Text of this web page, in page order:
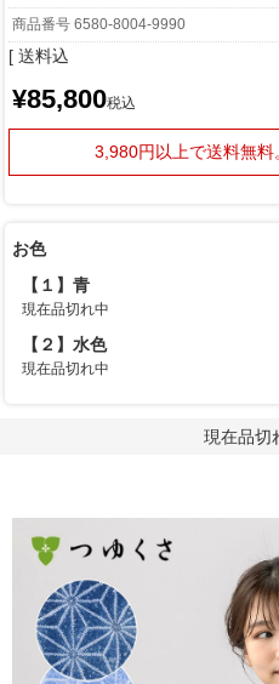
商品番号 6580-8004-9990
送料込
¥85,800税込
3,980円以上で送料無料
お色
【１】青
現在品切れ中
【２】水色
現在品切れ中
現在品切